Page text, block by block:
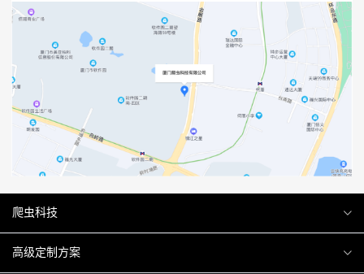
爬虫科技
爬虫案例
高级定制方案